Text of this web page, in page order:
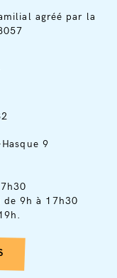
agréé par la
9
9h à 17h30